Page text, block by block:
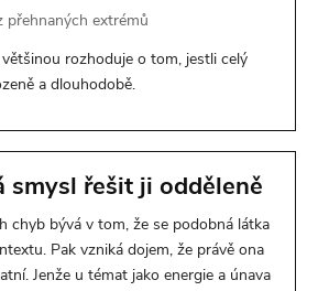
přehnaných extrémů
rozhoduje o tom, jestli celý
a dlouhodobě.
smysl řešit ji odděleně
chyb bývá v tom, že se podobná látka
Pak vzniká dojem, že právě ona
Jenže u témat jako energie a únava